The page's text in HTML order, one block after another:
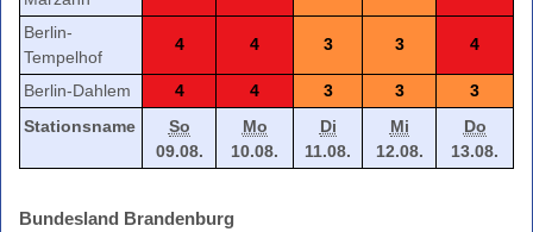
Berlin-
Tempelhof
4 4 3 3 4
Berlin-Dahlem 4 4 3 3
3
Stationsname
So
09.08.
Mo
10.08.
Di
11.08.
Mi
12.08.
Do
13.08.
Bundesland Brandenburg